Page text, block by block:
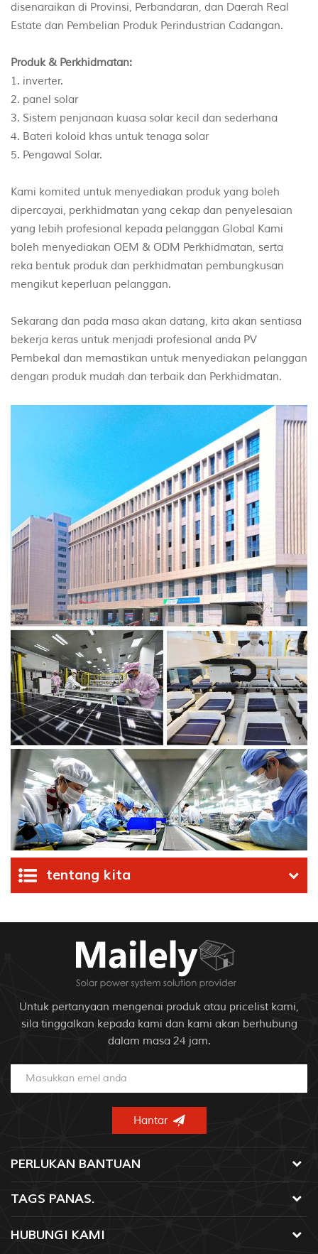
disenaraikan di Provinsi, Perbandaran, dan Daerah Real
Estate dan Pembelian Produk Perindustrian Cadangan.
Produk & Perkhidmatan:
1. inverter.
2. panel solar
3. Sistem penjanaan kuasa solar kecil dan sederhana
4. Bateri koloid khas untuk tenaga solar
5. Pengawal Solar.
Kami komited untuk menyediakan produk yang boleh
dipercayai, perkhidmatan yang cekap dan penyelesaian
yang lebih profesional kepada pelanggan Global Kami
boleh menyediakan OEM & ODM Perkhidmatan, serta
reka bentuk produk dan perkhidmatan pembungkusan
mengikut keperluan pelanggan.
Sekarang dan pada masa akan datang, kita akan sentiasa
bekerja keras untuk menjadi profesional anda PV
Pembekal dan memastikan untuk menyediakan pelanggan
dengan produk mudah dan terbaik dan Perkhidmatan.
tentang kita
Untuk pertanyaan mengenai produk atau pricelist kami,
sila tinggalkan kepada kami dan kami akan berhubung
dalam masa 24 jam.
PERLUKAN BANTUAN
TAGS PANAS.
HUBUNGI KAMI